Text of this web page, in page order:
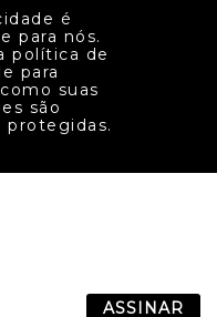
é
para nós.
política de
para
suas
são
protegidas.
ASSINAR